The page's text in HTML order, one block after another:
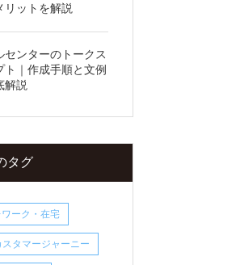
リットを解説
センターのトークス
ト｜作成手順と文例
解説
タグ
ワーク・在宅
スタマージャーニー
パーソナライズの
パーソナライズが
多様化し、マスマー
情報にアクセスでき
ト
的確に応えられる